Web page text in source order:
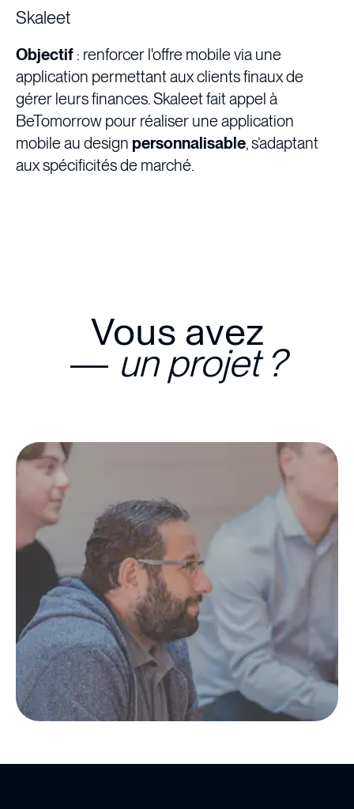
Skaleet
Objectif : renforcer l'offre mobile via une
application permettant aux clients finaux de
gérer leurs finances. Skaleet fait appel à
BeTomorrow pour réaliser une application
mobile au design personnalisable, s’adaptant
aux spécificités de marché.
Vous avez
— un projet ?